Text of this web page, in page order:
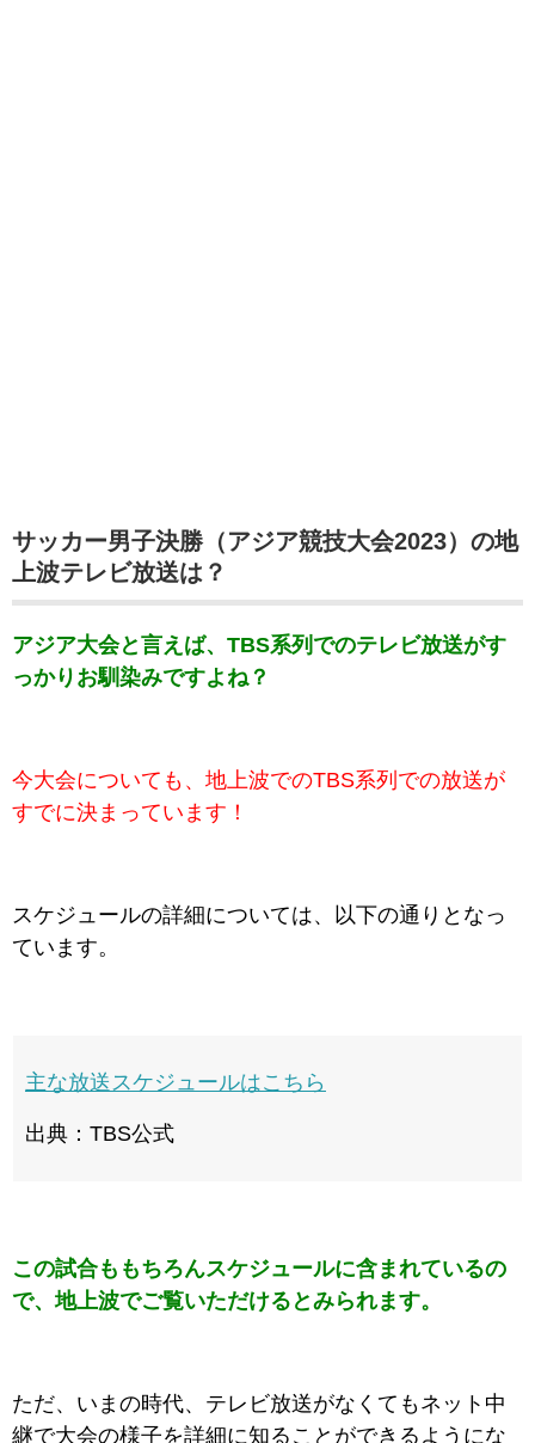
サッカー男子決勝（アジア競技大会2023）の地
上波テレビ放送は？
アジア大会と言えば、TBS系列でのテレビ放送がす
っかりお馴染みですよね？
今大会についても、地上波でのTBS系列での放送が
すでに決まっています！
スケジュールの詳細については、以下の通りとなっ
ています。
主な放送スケジュールはこちら
出典：TBS公式
この試合ももちろんスケジュールに含まれているの
で、地上波でご覧いただけるとみられます。
ただ、いまの時代、テレビ放送がなくてもネット中
継で大会の様子を詳細に知ることができるようにな